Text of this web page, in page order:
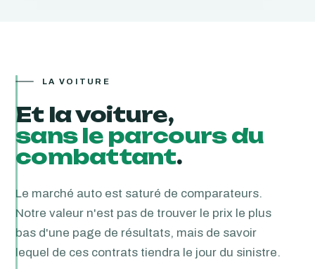
LA VOITURE
Et la voiture,
sans le parcours du
combattant.
Le marché auto est saturé de comparateurs.
Notre valeur n'est pas de trouver le prix le plus
bas d'une page de résultats, mais de savoir
lequel de ces contrats tiendra le jour du sinistre.